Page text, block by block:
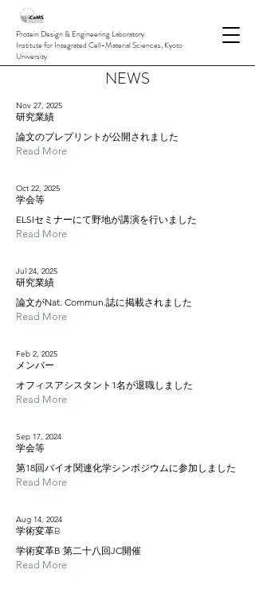
Protein Design & Engineering Laboratory
Institute for Integrated Cell-Material Sciences, Kyoto
University
NEWS
Nov 27, 2025
研究業績
論文のプレプリントが公開されました
Read More
Oct 22, 2025
学会等
ELSIセミナーにて野地が講演を行いました
Read More
Jul 24, 2025
研究業績
論文がNat. Commun.誌に掲載されました
Read More
Feb 2, 2025
メンバー
オフィスアシスタント1名が退職しました
Read More
Sep 17, 2024
学会等
第18回バイオ関連化学シンポジウムに参加しました
Read More
Aug 14, 2024
学術変革B
学術変革B 第二十八回JC開催
Read More